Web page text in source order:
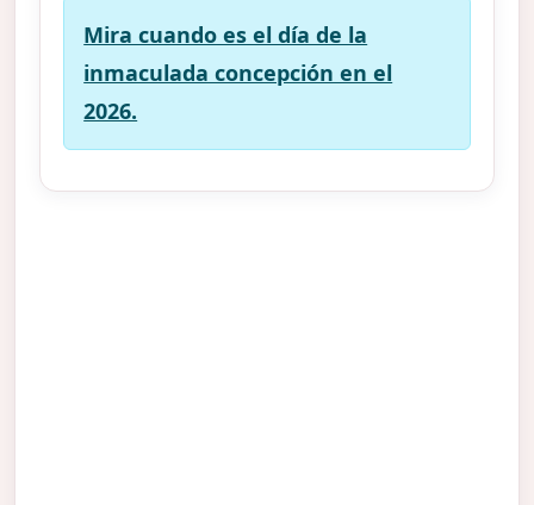
Mira cuando es el día de la
inmaculada concepción en el
2026.